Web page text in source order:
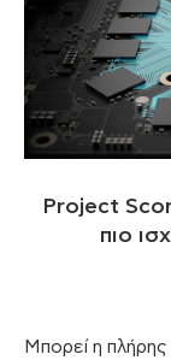
Project
πιο
Μπορεί η